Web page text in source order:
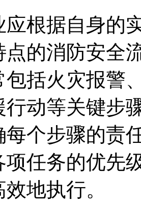
应根据自身的
点的消防安全
包括火灾报警
行动等关键步
每个步骤的责
项任务的优先
地执行。